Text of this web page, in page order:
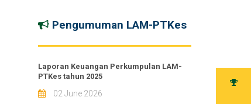
Pengumuman LAM-PTKes
Laporan Keuangan Perkumpulan LAM-
PTKes tahun 2025
02 June 2026